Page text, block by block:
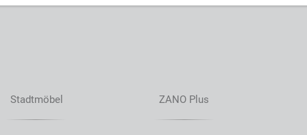
Stadtmöbel ZANO Plus